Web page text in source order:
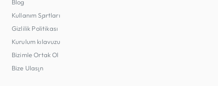
Blog
Kullanım Şartları
Gizlilik Politikası
Kurulum kılavuzu
Bizimle Ortak Ol
Bize Ulaşın